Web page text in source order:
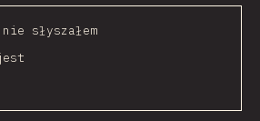
słyszałem